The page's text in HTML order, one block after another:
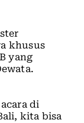
khusus
yang
di
kita bisa